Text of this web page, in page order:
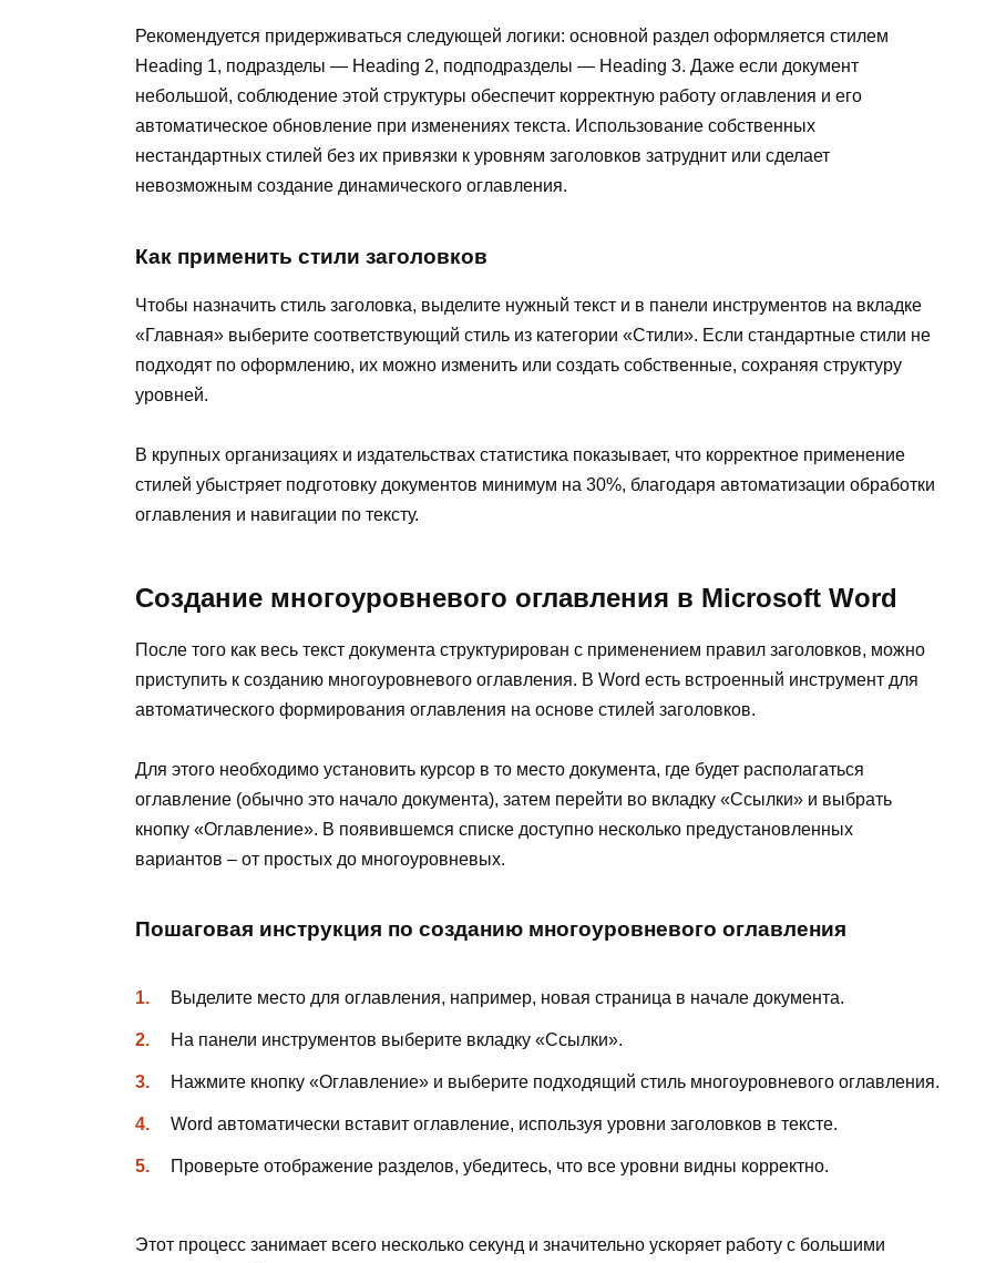
Рекомендуется придерживаться следующей логики: основной раздел оформляется стилем
Heading 1, подразделы — Heading 2, подподразделы — Heading 3. Даже если документ
небольшой, соблюдение этой структуры обеспечит корректную работу оглавления и его
автоматическое обновление при изменениях текста. Использование собственных
нестандартных стилей без их привязки к уровням заголовков затруднит или сделает
невозможным создание динамического оглавления.
Как применить стили заголовков
Чтобы назначить стиль заголовка, выделите нужный текст и в панели инструментов на вкладке
«Главная» выберите соответствующий стиль из категории «Стили». Если стандартные стили не
подходят по оформлению, их можно изменить или создать собственные, сохраняя структуру
уровней.
В крупных организациях и издательствах статистика показывает, что корректное применение
стилей убыстряет подготовку документов минимум на 30%, благодаря автоматизации обработки
оглавления и навигации по тексту.
Создание многоуровневого оглавления в Microsoft Word
После того как весь текст документа структурирован с применением правил заголовков, можно
приступить к созданию многоуровневого оглавления. В Word есть встроенный инструмент для
автоматического формирования оглавления на основе стилей заголовков.
Для этого необходимо установить курсор в то место документа, где будет располагаться
оглавление (обычно это начало документа), затем перейти во вкладку «Ссылки» и выбрать
кнопку «Оглавление». В появившемся списке доступно несколько предустановленных
вариантов – от простых до многоуровневых.
Пошаговая инструкция по созданию многоуровневого оглавления
Выделите место для оглавления, например, новая страница в начале документа.
На панели инструментов выберите вкладку «Ссылки».
Нажмите кнопку «Оглавление» и выберите подходящий стиль многоуровневого оглавления.
Word автоматически вставит оглавление, используя уровни заголовков в тексте.
Проверьте отображение разделов, убедитесь, что все уровни видны корректно.
Этот процесс занимает всего несколько секунд и значительно ускоряет работу с большими